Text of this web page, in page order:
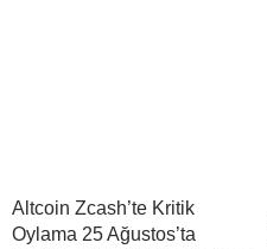
Altcoin Zcash’te Kritik
Oylama 25 Ağustos’ta